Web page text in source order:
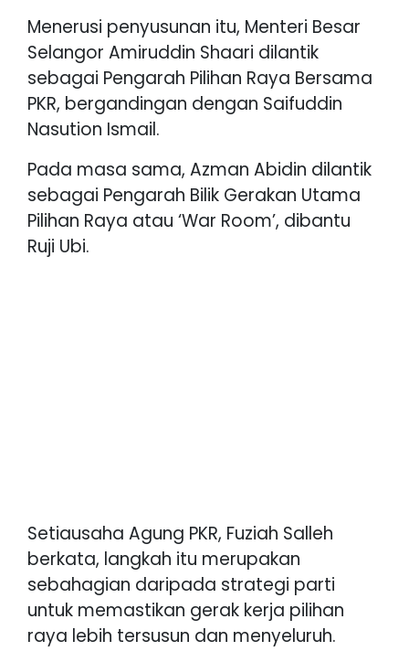
Menerusi penyusunan itu, Menteri Besar
Selangor Amiruddin Shaari dilantik
sebagai Pengarah Pilihan Raya Bersama
PKR, bergandingan dengan Saifuddin
Nasution Ismail.
Pada masa sama, Azman Abidin dilantik
sebagai Pengarah Bilik Gerakan Utama
Pilihan Raya atau ‘War Room’, dibantu
Ruji Ubi.
Setiausaha Agung PKR, Fuziah Salleh
berkata, langkah itu merupakan
sebahagian daripada strategi parti
untuk memastikan gerak kerja pilihan
raya lebih tersusun dan menyeluruh.